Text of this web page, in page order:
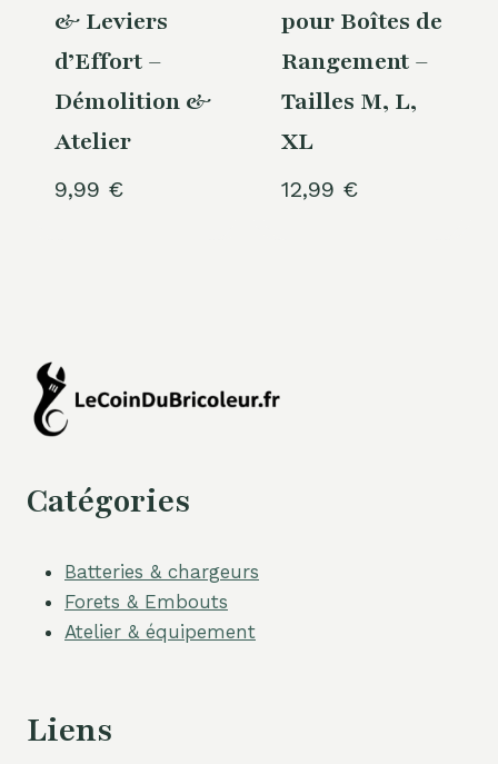
& Leviers
d’Effort –
Démolition &
Atelier
9,99 €
pour Boîtes de
Rangement –
Tailles M, L,
XL
12,99 €
Catégories
Batteries & chargeurs
Forets & Embouts
Atelier & équipement
Liens